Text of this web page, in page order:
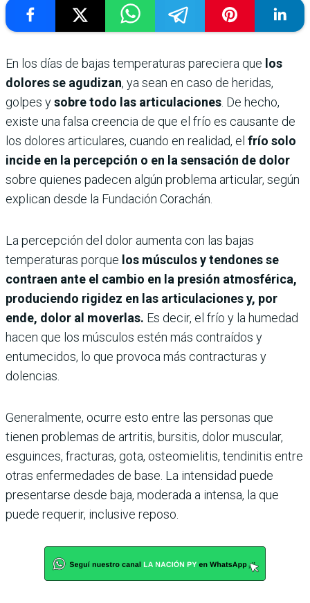
En los días de bajas temperaturas pareciera que los
dolores se agudizan, ya sean en caso de heridas,
golpes ysobre todo las articulaciones . De hecho,
existe una falsa creencia de que el frío es causante de
los dolores articulares, cuando en realidad, el frío solo
incide en la percepción o en la sensación de dolor
sobre quienes padecen algún problema articular, según
explican desde la Fundación Corachán.
La percepción del dolor aumenta con las bajas
temperaturas porque los músculos y tendones se
contraen ante el cambio en la presión atmosférica,
produciendo rigidez en las articulaciones y, por
ende, dolor al moverlas. Es decir, el frío y la humedad
hacen que los músculos estén más contraídos y
entumecidos, lo que provoca más contracturas y
dolencias.
Generalmente, ocurre esto entre las personas que
tienen problemas de artritis, bursitis, dolor muscular,
esguinces, fracturas, gota, osteomielitis, tendinitis entre
otras enfermedades de base. La intensidad puede
presentarse desde baja, moderada a intensa, la que
puede requerir, inclusive reposo.